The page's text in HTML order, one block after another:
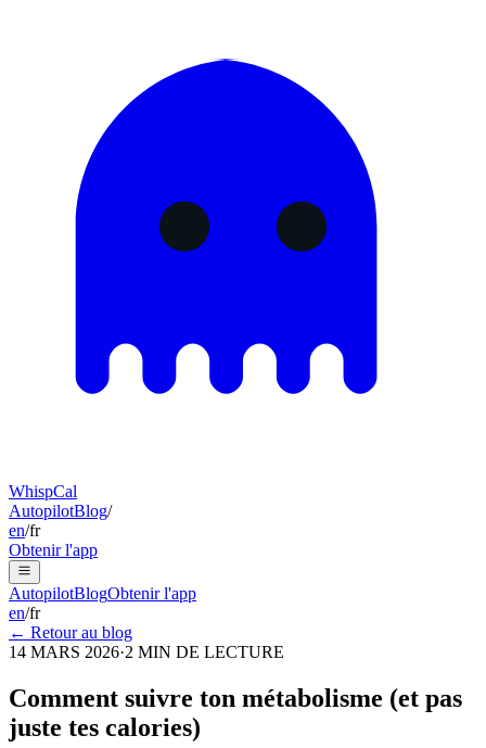
WhispCal
AutopilotBlog/
en/fr
Obtenir l'app
AutopilotBlogObtenir l'app
en/fr
← Retour au blog
14 MARS 2026·2 MIN DE LECTURE
Comment suivre ton métabolisme (et pas
juste tes calories)